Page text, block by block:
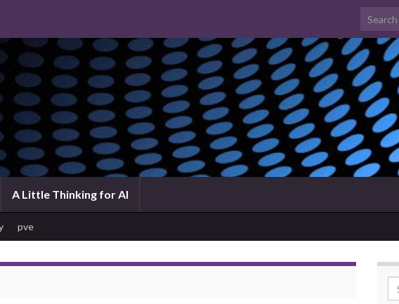
Search
A Little Thinking for AI
pve